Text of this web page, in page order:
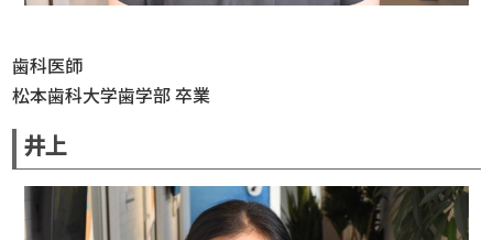
歯科医師
松本歯科大学歯学部 卒業
井上